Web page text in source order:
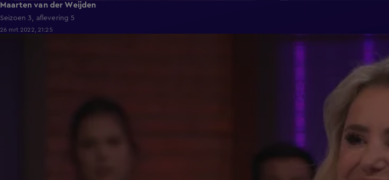
Maarten van der Weijden
Seizoen 3, aflevering 5
26 mrt 2022, 21:25